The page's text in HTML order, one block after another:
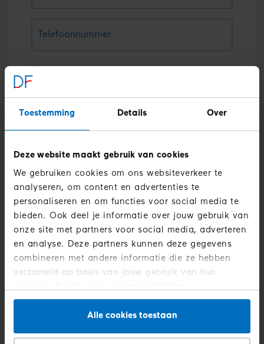
Toestemming Details Over
Deze website maakt gebruik van cookies
We gebruiken cookies om ons websiteverkeer te
analyseren, om content en advertenties te
personaliseren en om functies voor social media te
bieden. Ook deel je informatie over jouw gebruik van
onze site met partners voor social media, adverteren
en analyse. Deze partners kunnen deze gegevens
combineren met andere informatie die ze hebben
verzameld op basis van jouw gebruik van hun
Alle cookies toestaan
Telefoonnummer
Stuur mij de praatplaat
Lees in deprivacyverklaringhoewij omgaan
met jouw persoonsgegevens. Door het
invullen van jouw telefoonnummer geef je
toestemming aan het Diabetes Fonds om je
hoogte te houden van onze activiteiten en je
te vragen om een donatie. Wil je dit toch niet,
dan kun jij je hier voorafmelden.